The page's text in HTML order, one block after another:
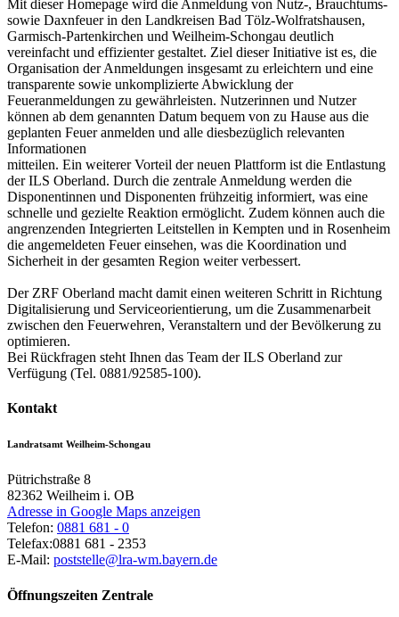
Mit dieser Homepage wird die Anmeldung von Nutz-, Brauchtums-
sowie Daxnfeuer in den Landkreisen Bad Tölz-Wolfratshausen,
Garmisch-Partenkirchen und Weilheim-Schongau deutlich
vereinfacht und effizienter gestaltet. Ziel dieser Initiative ist es, die
Organisation der Anmeldungen insgesamt zu erleichtern und eine
transparente sowie unkomplizierte Abwicklung der
Feueranmeldungen zu gewährleisten. Nutzerinnen und Nutzer
können ab dem genannten Datum bequem von zu Hause aus die
geplanten Feuer anmelden und alle diesbezüglich relevanten
Informationen
mitteilen. Ein weiterer Vorteil der neuen Plattform ist die Entlastung
der ILS Oberland. Durch die zentrale Anmeldung werden die
Disponentinnen und Disponenten frühzeitig informiert, was eine
schnelle und gezielte Reaktion ermöglicht. Zudem können auch die
angrenzenden Integrierten Leitstellen in Kempten und in Rosenheim
die angemeldeten Feuer einsehen, was die Koordination und
Sicherheit in der gesamten Region weiter verbessert.
Der ZRF Oberland macht damit einen weiteren Schritt in Richtung
Digitalisierung und Serviceorientierung, um die Zusammenarbeit
zwischen den Feuerwehren, Veranstaltern und der Bevölkerung zu
optimieren.
Bei Rückfragen steht Ihnen das Team der ILS Oberland zur
Verfügung (Tel. 0881/92585-100).
Kontakt
Landratsamt Weilheim-Schongau
Pütrichstraße 8
82362 Weilheim i. OB
Adresse in Google Maps anzeigen
Telefon: 0881 681 - 0
Telefax:0881 681 - 2353
E-Mail: poststelle@lra-wm.bayern.de
Öffnungszeiten Zentrale